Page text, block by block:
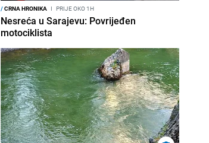
/CRNA HRONIKA I PRIJE OKO 1H
Nesreća u Sarajevu: Povrijeđen
motociklista